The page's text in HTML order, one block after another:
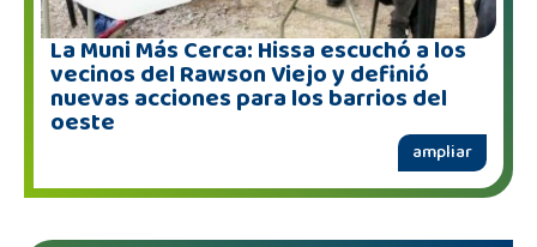
La Muni Más Cerca: Hissa escuchó a los
vecinos del Rawson Viejo y definió
nuevas acciones para los barrios del
oeste
ampliar